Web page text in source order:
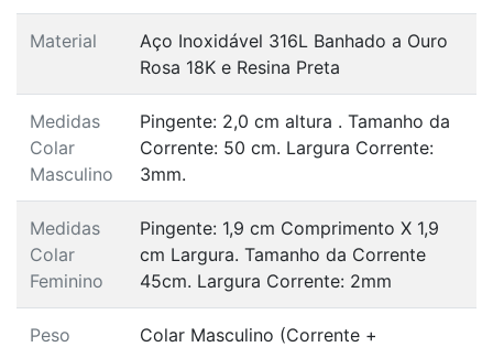
Material
Aço Inoxidável 316L Banhado a Ouro
Rosa 18K e Resina Preta
Medidas
Colar
Masculino
Pingente: 2,0 cm altura . Tamanho da
Corrente: 50 cm. Largura Corrente:
3mm.
Medidas
Colar
Feminino
Pingente: 1,9 cm Comprimento X 1,9
cm Largura. Tamanho da Corrente
45cm. Largura Corrente: 2mm
Peso
Colar Masculino (Corrente +